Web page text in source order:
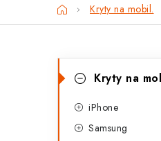
DomůKryty na mobil.
P
kategorie
K
a
Kryty na
iPhone
Samsung